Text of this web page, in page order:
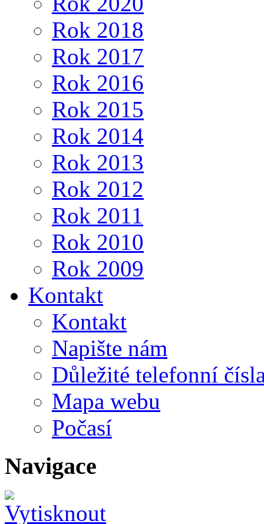
Rok 2018
Rok 2017
Rok 2016
Rok 2015
Rok 2014
Rok 2013
Rok 2012
Rok 2011
Rok 2010
Rok 2009
Kontakt
Kontakt
Napište nám
Důležité telefonní
Mapa webu
Počasí
Navigace